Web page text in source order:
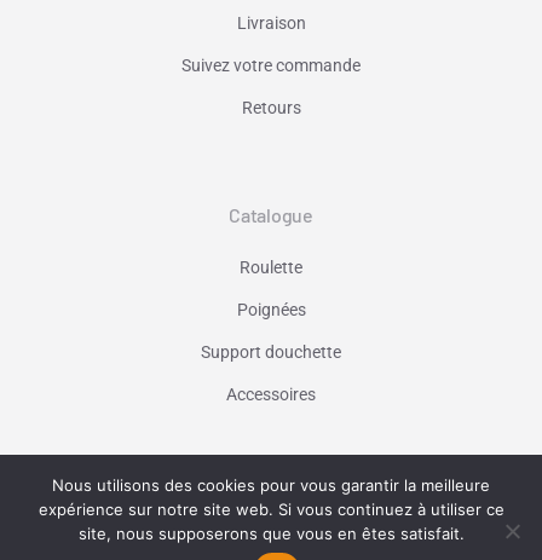
Livraison
Suivez votre commande
Retours
Catalogue
Roulette
Poignées
Support douchette
Accessoires
Vaniseo - votre agence web à Marseille -
En savoir plus
Nous utilisons des cookies pour vous garantir la meilleure
expérience sur notre site web. Si vous continuez à utiliser ce
site, nous supposerons que vous en êtes satisfait.